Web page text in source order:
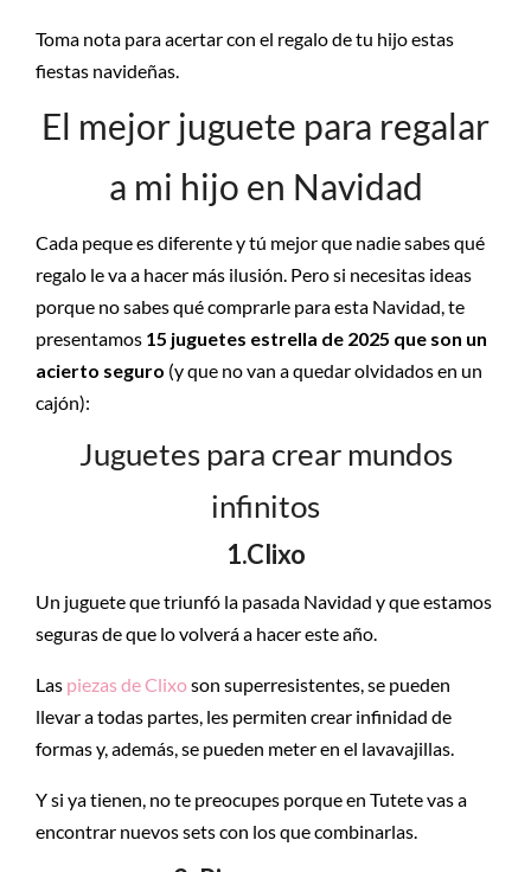
Toma nota para acertar con el regalo de tu hijo estas
fiestas navideñas.
El mejor juguete para regalar
a mi hijo en Navidad
Cada peque es diferente y tú mejor que nadie sabes qué
regalo le va a hacer más ilusión. Pero si necesitas ideas
porque no sabes qué comprarle para esta Navidad, te
presentamos 15 juguetes estrella de 2025 que son un
acierto seguro (y que no van a quedar olvidados en un
cajón):
Juguetes para crear mundos
infinitos
1.Clixo
Un juguete que triunfó la pasada Navidad y que estamos
seguras de que lo volverá a hacer este año.
Las piezas de Clixoson superresistentes, se pueden
llevar a todas partes, les permiten crear infinidad de
formas y, además, se pueden meter en el lavavajillas.
Y si ya tienen, no te preocupes porque en Tutete vas a
encontrar nuevos sets con los que combinarlas.